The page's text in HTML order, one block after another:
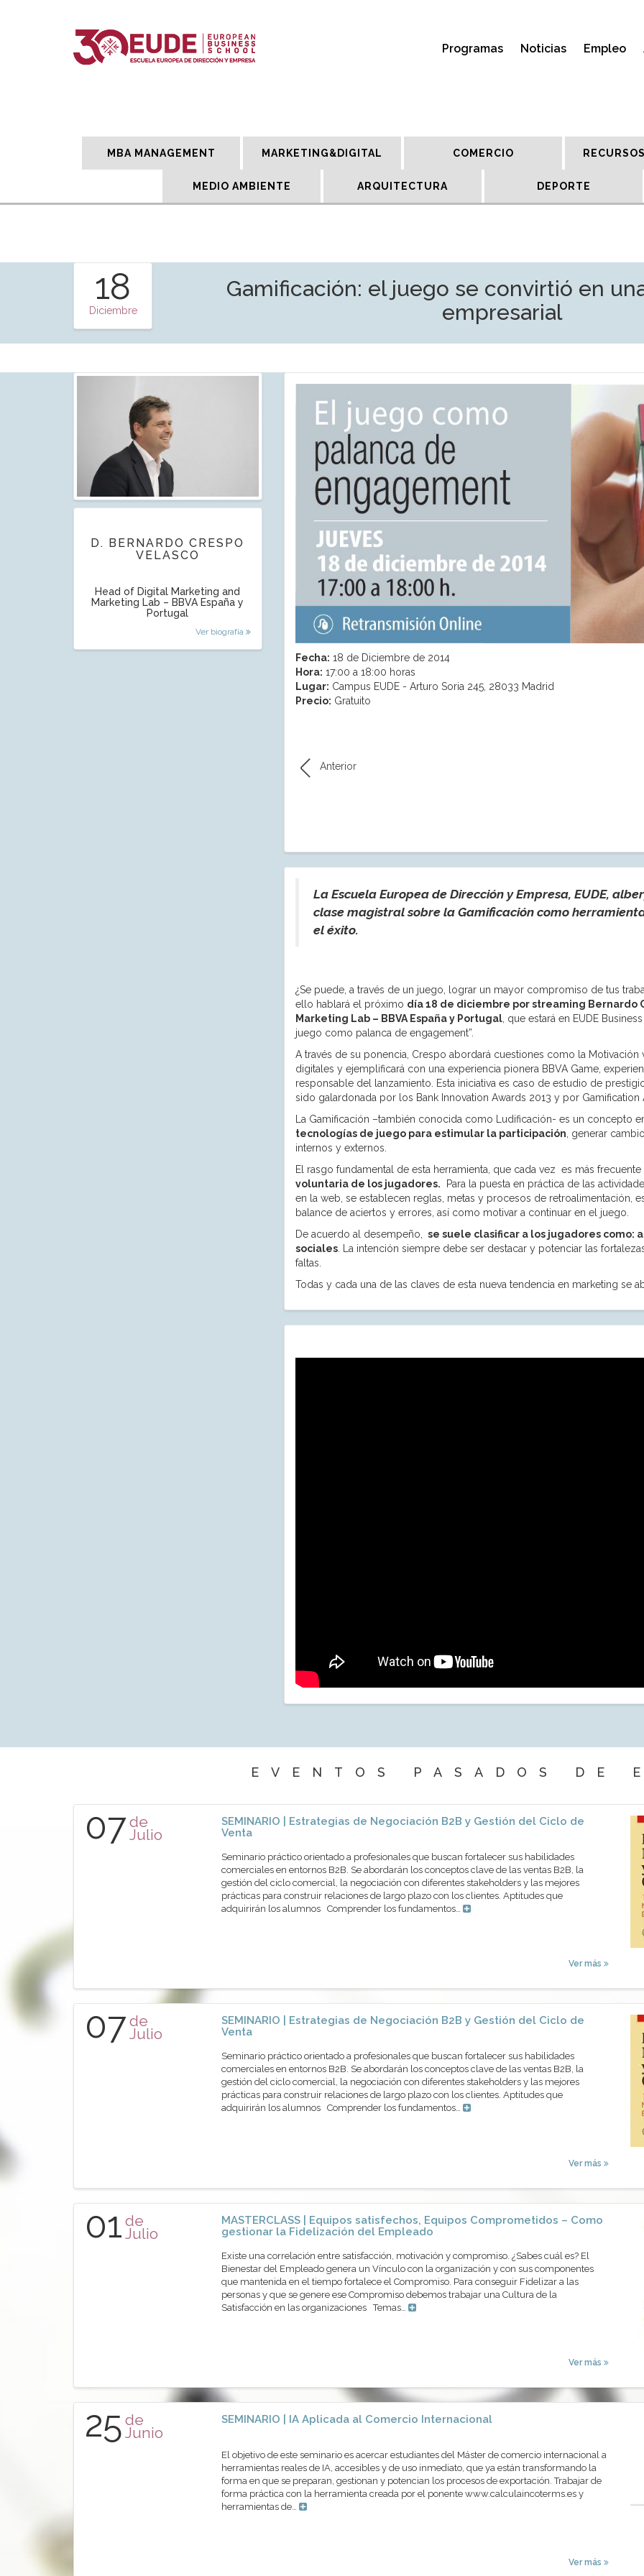
Programas Noticias Empleo
MBA MANAGEMENT MARKETING&DIGITAL COMERCIO
MEDIO AMBIENTE ARQUITECTURA DEPORTE
18
Diciembre
Gamificación: el juego se convirtió en
empresarial
D. BERNARDO CRESPO
VELASCO
Head of Digital Marketing and
Marketing Lab – BBVA España y
Portugal
Ver biografía
Fecha: 18 de Diciembre de 2014
Hora: 17:00 a 18:00 horas
Lugar: Campus EUDE - Arturo Soria 245, 28033 Madrid
Precio: Gratuito
Anterior
La Escuela Europea de Dirección y Empresa, EUDE,
clase magistral sobre la Gamificación como
el éxito.
¿Se puede, a través de un juego, lograr un mayor compromiso de tus
ello hablará el próximo día 18 de diciembre por streaming Bernardo
Marketing Lab – BBVA España y Portugal, que estará en EUDE
juego como palanca de engagement”.
A través de su ponencia, Crespo abordará cuestiones como la
digitales y ejemplificará con una experiencia pionera BBVA Game,
responsable del lanzamiento. Esta iniciativa es caso de estudio de
sido galardonada por los Bank Innovation Awards 2013 y por Gamification
La Gamificación –también conocida como Ludificación- es un concepto
tecnologías de juego para estimular la participación , generar
internos y externos.
El rasgo fundamental de esta herramienta, que cada vez es más
voluntaria de los jugadores. Para la puesta en práctica de las
en la web, se establecen reglas, metas y procesos de retroalimentación,
balance de aciertos y errores, así como motivar a continuar en el juego.
De acuerdo al desempeño,
se suele clasificar a los jugadores como:
sociales. La intención siempre debe ser destacar y potenciar las
faltas.
Todas y cada una de las claves de esta nueva tendencia en marketing se
EVENTOS PASADOS DE
07de
Julio
SEMINARIO | Estrategias de Negociación B2B y Gestión del Ciclo de
Venta
Seminario práctico orientado a profesionales que buscan fortalecer sus habilidades
comerciales en entornos B2B. Se abordarán los conceptos clave de las ventas B2B, la
gestión del ciclo comercial, la negociación con diferentes stakeholders y las mejores
prácticas para construir relaciones de largo plazo con los clientes. Aptitudes que
adquirirán los alumnos Comprender los fundamentos…
Ver más
07de
Julio
SEMINARIO | Estrategias de Negociación B2B y Gestión del Ciclo de
Venta
Seminario práctico orientado a profesionales que buscan fortalecer sus habilidades
comerciales en entornos B2B. Se abordarán los conceptos clave de las ventas B2B, la
gestión del ciclo comercial, la negociación con diferentes stakeholders y las mejores
prácticas para construir relaciones de largo plazo con los clientes. Aptitudes que
adquirirán los alumnos Comprender los fundamentos…
Ver más
01 de
Julio
MASTERCLASS | Equipos satisfechos, Equipos Comprometidos – Como
gestionar la Fidelización del Empleado
Existe una correlación entre satisfacción, motivación y compromiso. ¿Sabes cuál es? El
Bienestar del Empleado genera un Vínculo con la organización y con sus componentes
que mantenida en el tiempo fortalece el Compromiso. Para conseguir Fidelizar a las
personas y que se genere ese Compromiso debemos trabajar una Cultura de la
Satisfacción en las organizaciones Temas…
Ver más
25 de
Junio
SEMINARIO | IA Aplicada al Comercio Internacional
El objetivo de este seminario es acercar estudiantes del Máster de comercio internacional a
herramientas reales de IA, accesibles y de uso inmediato, que ya están transformando la
forma en que se preparan, gestionan y potencian los procesos de exportación. Trabajar de
forma práctica con la herramienta creada por el ponente www.calculaincoterms.es y
herramientas de…
Ver más